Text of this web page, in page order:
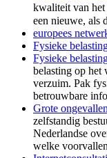
kwaliteit van
een nieuwe, als
europees
Fysieke
Fysieke
belasting op het
verzuim. Pak
betrouwbare
Grote
zelfstandig
Nederlandse
welke